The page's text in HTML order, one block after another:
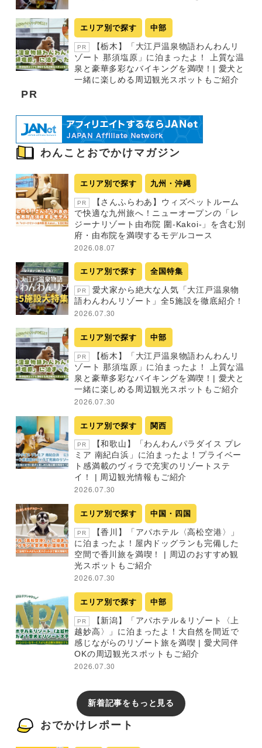
エリア別で探す 中部
PR
【栃木】「大江戸温泉物語わんわんリ
ゾート 那須塩原」に泊まったよ！ 上質な温
泉と豪華多彩なバイキングを満喫！| 愛犬と
一緒に楽しめる周辺観光スポットもご紹介
PR
わんことおでかけマガジン
エリア別で探す 九州・沖縄
PR
【さんふらわあ】ウィズペットルーム
で快適な九州旅へ！ニューオープンの「レ
ジーナリゾート由布院 圍-Kakoi-」を含む別
府・由布院を満喫するモデルコース
2026.08.07
エリア別で探す 全国特集
PR
愛犬家から絶大な人気「大江戸温泉物
語わんわんリゾート」全5施設を徹底紹介！
2026.07.30
エリア別で探す 中部
PR
【栃木】「大江戸温泉物語わんわんリ
ゾート 那須塩原」に泊まったよ！ 上質な温
泉と豪華多彩なバイキングを満喫！| 愛犬と
一緒に楽しめる周辺観光スポットもご紹介
2026.07.30
エリア別で探す 関西
PR
【和歌山】「わんわんパラダイス プレ
ミア 南紀白浜」に泊まったよ！プライベー
ト感満載のヴィラで充実のリゾートステ
イ！ | 周辺観光情報もご紹介
2026.07.30
エリア別で探す 中国・四国
PR
【香川】「アパホテル〈高松空港〉」
に泊まったよ！屋内ドッグランも完備した
空間で香川旅を満喫！ | 周辺のおすすめ観
光スポットもご紹介
2026.07.30
エリア別で探す 中部
PR
【新潟】「アパホテル＆リゾート〈上
越妙高〉」に泊まったよ！大自然を間近で
感じながらのリゾート旅を満喫 | 愛犬同伴
OKの周辺観光スポットもご紹介
2026.07.30
新着記事をもっと見る
おでかけレポート